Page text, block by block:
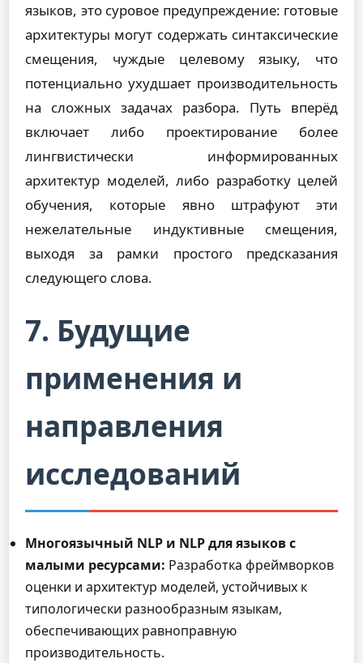
языков, это суровое предупреждение: готовые
архитектуры могут содержать синтаксические
смещения, чуждые целевому языку, что
потенциально ухудшает производительность
на сложных задачах разбора. Путь вперёд
включает либо проектирование более
лингвистически информированных
архитектур моделей, либо разработку целей
обучения, которые явно штрафуют эти
нежелательные индуктивные смещения,
выходя за рамки простого предсказания
следующего слова.
7. Будущие
применения и
направления
исследований
Многоязычный NLP и NLP для языков с
малыми ресурсами: Разработка фреймворков
оценки и архитектур моделей, устойчивых к
типологически разнообразным языкам,
обеспечивающих равноправную
производительность.